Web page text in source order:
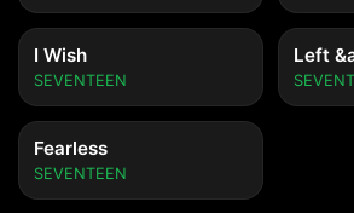
I Wish
SEVENTEEN
Left
Fearless
SEVENTEEN